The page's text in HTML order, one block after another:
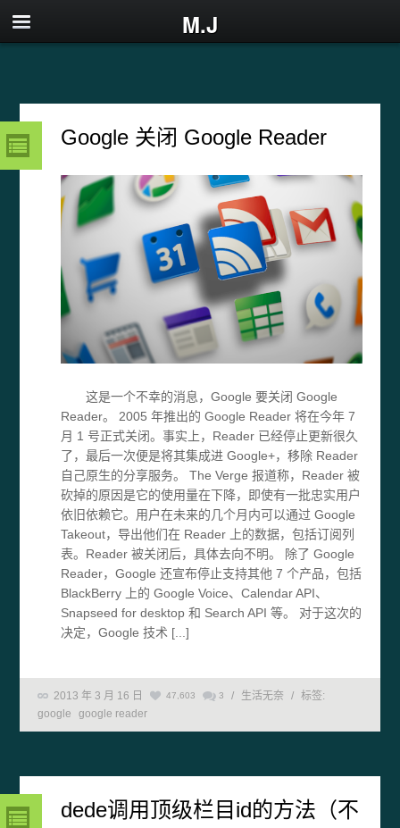
M.J
Google 关闭 Google Reader
这是一个不幸的消息，Google 要关闭 Google
Reader。 2005 年推出的 Google Reader 将在今年 7
月 1 号正式关闭。事实上，Reader 已经停止更新很久
了，最后一次便是将其集成进 Google+，移除 Reader
自己原生的分享服务。 The Verge 报道称，Reader 被
砍掉的原因是它的使用量在下降，即使有一批忠实用户
依旧依赖它。用户在未来的几个月内可以通过 Google
Takeout，导出他们在 Reader 上的数据，包括订阅列
表。Reader 被关闭后，具体去向不明。 除了 Google
Reader，Google 还宣布停止支持其他 7 个产品，包括
BlackBerry 上的 Google Voice、Calendar API、
Snapseed for desktop 和 Search API 等。 对于这次的
决定，Google 技术 [...]
2013 年 3 月 16 日 47,603 3 / 生活无奈 /
标签:
google
google reader
dede调用顶级栏目id的方法（不